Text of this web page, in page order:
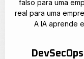
falso para uma
real para uma
A IA aprende